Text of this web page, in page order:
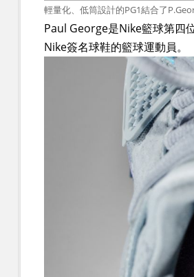
輕量化、低筒設計的PG1結合了
Paul George是Nike籃球第四
Nike簽名球鞋的籃球運動員。